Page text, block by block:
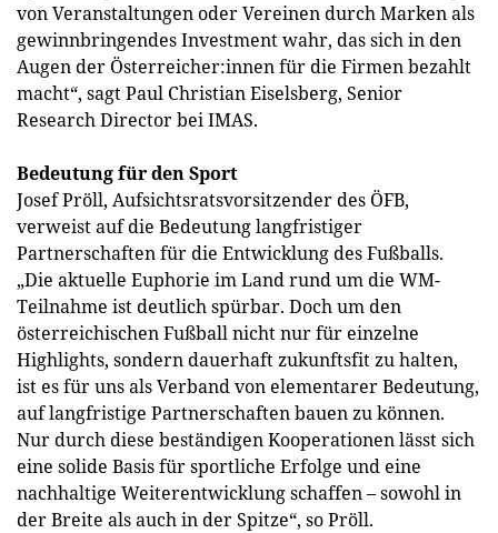
von Veranstaltungen oder Vereinen durch Marken als
gewinnbringendes Investment wahr, das sich in den
Augen der Österreicher:innen für die Firmen bezahlt
macht“, sagt Paul Christian Eiselsberg, Senior
Research Director bei IMAS.
Bedeutung für den Sport
Josef Pröll, Aufsichtsratsvorsitzender des ÖFB,
verweist auf die Bedeutung langfristiger
Partnerschaften für die Entwicklung des Fußballs.
„Die aktuelle Euphorie im Land rund um die WM-
Teilnahme ist deutlich spürbar. Doch um den
österreichischen Fußball nicht nur für einzelne
Highlights, sondern dauerhaft zukunftsfit zu halten,
ist es für uns als Verband von elementarer Bedeutung,
auf langfristige Partnerschaften bauen zu können.
Nur durch diese beständigen Kooperationen lässt sich
eine solide Basis für sportliche Erfolge und eine
nachhaltige Weiterentwicklung schaffen – sowohl in
der Breite als auch in der Spitze“, so Pröll.